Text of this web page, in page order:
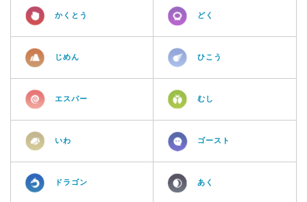
かくとう どく
じめん ひこう
エスパー むし
いわ ゴースト
ドラゴン あく